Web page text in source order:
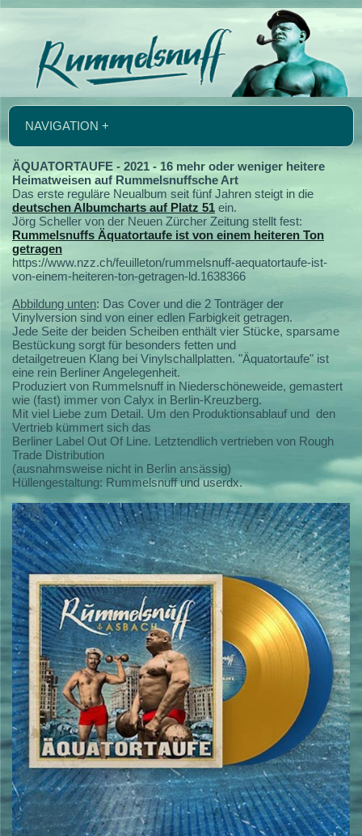
NAVIGATION +
ÄQUATORTAUFE - 2021 - 16 mehr oder weniger heitere
Heimatweisen auf Rummelsnuffsche Art
Das erste reguläre Neualbum seit fünf Jahren steigt in die
deutschen Albumcharts auf Platz 51 ein.
Jörg Scheller von der Neuen Zürcher Zeitung stellt fest:
Rummelsnuffs Äquatortaufe ist von einem heiteren Ton
getragen
https://www.nzz.ch/feuilleton/rummelsnuff-aequatortaufe-ist-
von-einem-heiteren-ton-getragen-ld.1638366
Abbildung unten: Das Cover und die 2 Tonträger der
Vinylversion sind von einer edlen Farbigkeit getragen.
Jede Seite der beiden Scheiben enthält vier Stücke, sparsame
Bestückung sorgt für besonders fetten und
detailgetreuen Klang bei Vinylschallplatten. "Äquatortaufe" ist
eine rein Berliner Angelegenheit.
Produziert von Rummelsnuff in Niederschöneweide, gemastert
wie (fast) immer von Calyx in Berlin-Kreuzberg.
Mit viel Liebe zum Detail. Um den Produktionsablauf und den
Vertrieb kümmert sich das
Berliner Label Out Of Line. Letztendlich vertrieben von Rough
Trade Distribution
(ausnahmsweise nicht in Berlin ansässig)
Hüllengestaltung: Rummelsnuff und userdx.